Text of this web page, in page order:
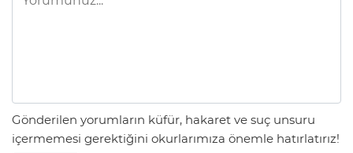
Gönderilen yorumların küfür, hakaret ve suç unsuru
içermemesi gerektiğini okurlarımıza önemle hatırlatırız!